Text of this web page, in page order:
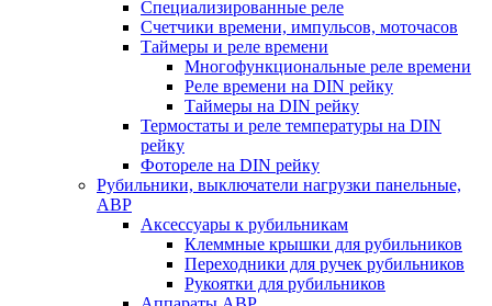
Специализированные реле
Счетчики времени, импульсов, моточасов
Таймеры и реле времени
Многофункциональные реле времени
Реле времени на DIN рейку
Таймеры на DIN рейку
Термостаты и реле температуры на DIN
рейку
Фотореле на DIN рейку
Рубильники, выключатели нагрузки панельные,
АВР
Аксессуары к рубильникам
Клеммные крышки для рубильников
Переходники для ручек рубильников
Рукоятки для рубильников